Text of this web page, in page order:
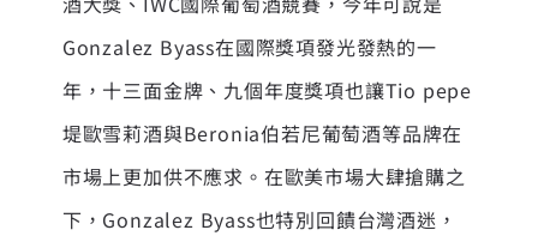
Gonzalez Byass在國際獎項發光發熱的一
年，十三面金牌、九個年度獎項也讓Tio pepe
堤歐雪莉酒與Beronia伯若尼葡萄酒等品牌在
市場上更加供不應求。在歐美市場大肆搶購之
下，Gonzalez Byass也特別回饋台灣酒迷，